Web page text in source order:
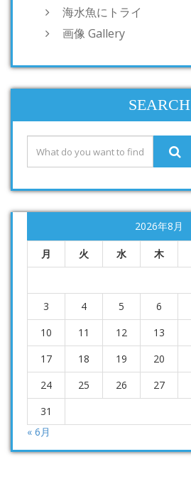
海水魚にトライ
画像 Gallery
SEARCH
2026年8月
月 火 水 木
3
4 5 6
10
11 12 13
17
18 19 20
24
25 26 27
31
« 6月